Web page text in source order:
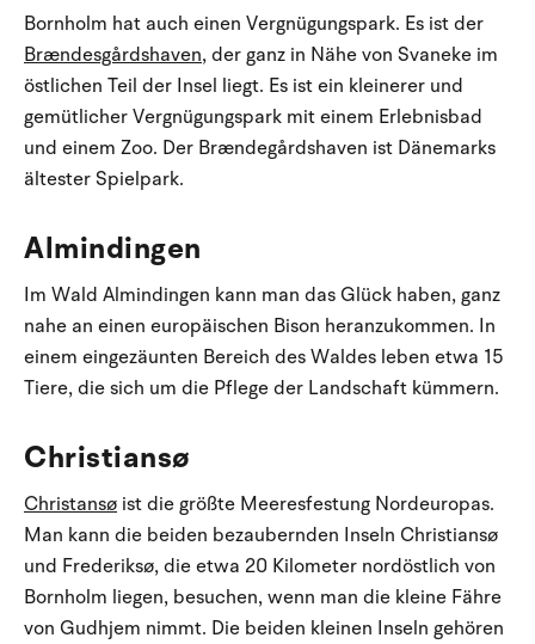
Bornholm hat auch einen Vergnügungspark. Es ist der
Brændesgårdshaven, der ganz in Nähe von Svaneke im
östlichen Teil der Insel liegt. Es ist ein kleinerer und
gemütlicher Vergnügungspark mit einem Erlebnisbad
und einem Zoo. Der Brændegårdshaven ist Dänemarks
ältester Spielpark.
Almindingen
Im Wald Almindingen kann man das Glück haben, ganz
nahe an einen europäischen Bison heranzukommen. In
einem eingezäunten Bereich des Waldes leben etwa 15
Tiere, die sich um die Pflege der Landschaft kümmern.
Christiansø
Christansø ist die größte Meeresfestung Nordeuropas.
Man kann die beiden bezaubernden Inseln Christiansø
und Frederiksø, die etwa 20 Kilometer nordöstlich von
Bornholm liegen, besuchen, wenn man die kleine Fähre
von Gudhjem nimmt. Die beiden kleinen Inseln gehören